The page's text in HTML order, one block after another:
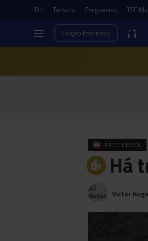
D7 Turismo Freguesias TSF
Edição Impressa
FACT CHECK
Há
Victor Hugo